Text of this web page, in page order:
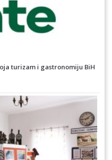
turizam i gastronomiju BiH